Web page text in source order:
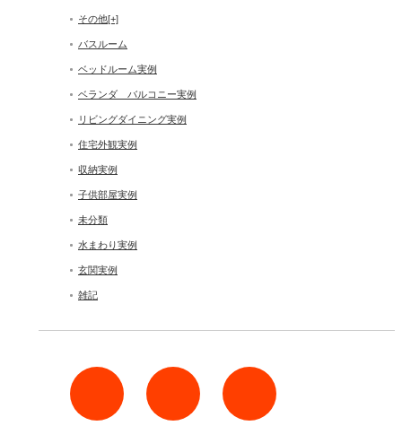
その他[+]
バスルーム
ベッドルーム実例
ベランダ バルコニー実例
リビングダイニング実例
住宅外観実例
収納実例
子供部屋実例
未分類
水まわり実例
玄関実例
雑記
Twitter